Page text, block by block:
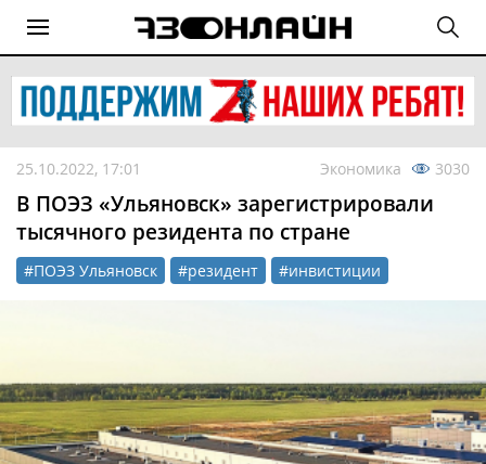
25.10.2022, 17:01 Экономика 3030
В ПОЭЗ «Ульяновск» зарегистрировали
тысячного резидента по стране
#ПОЭЗ Ульяновск #резидент #инвистиции